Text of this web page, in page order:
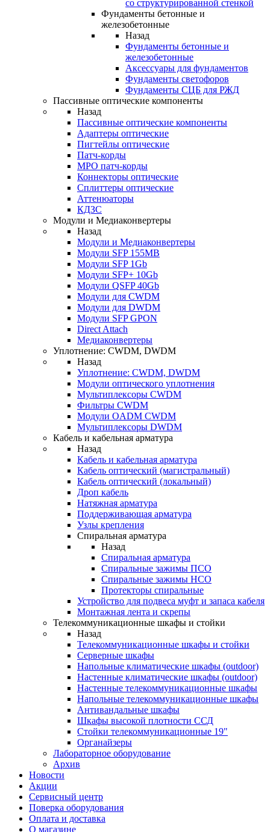
со структурированной стенкой
Фундаменты бетонные и
железобетонные
Назад
Фундаменты бетонные и
железобетонные
Аксессуары для фундаментов
Фундаменты светофоров
Фундаменты СЦБ для РЖД
Пассивные оптические компоненты
Назад
Пассивные оптические компоненты
Адаптеры оптические
Пигтейлы оптические
Патч-корды
MPO патч-корды
Коннекторы оптические
Сплиттеры оптические
Аттенюаторы
КДЗС
Модули и Медиаконвертеры
Назад
Модули и Медиаконвертеры
Модули SFP 155MB
Модули SFP 1Gb
Модули SFP+ 10Gb
Модули QSFP 40Gb
Модули для CWDM
Модули для DWDM
Модули SFP GPON
Direct Attach
Медиаконвертеры
Уплотнение: CWDM, DWDM
Назад
Уплотнение: CWDM, DWDM
Модули оптического уплотнения
Мультиплексоры CWDM
Фильтры CWDM
Модули OADM CWDM
Мультиплексоры DWDM
Кабель и кабельная арматура
Назад
Кабель и кабельная арматура
Кабель оптический (магистральный)
Кабель оптический (локальный)
Дроп кабель
Натяжная арматура
Поддерживающая арматура
Узлы крепления
Спиральная арматура
Назад
Спиральная арматура
Спиральные зажимы ПСО
Спиральные зажимы НСО
Протекторы спиральные
Устройство для подвеса муфт и запаса кабеля
Монтажная лента и скрепы
Телекоммуникационные шкафы и стойки
Назад
Телекоммуникационные шкафы и стойки
Серверные шкафы
Напольные климатические шкафы (outdoor)
Настенные климатические шкафы (outdoor)
Настенные телекоммуникационные шкафы
Напольные телекоммуникационные шкафы
Антивандальные шкафы
Шкафы высокой плотности ССД
Стойки телекоммуникационные 19"
Органайзеры
Лабораторное оборудование
Архив
Новости
Акции
Сервисный центр
Поверка оборудования
Оплата и доставка
О магазине